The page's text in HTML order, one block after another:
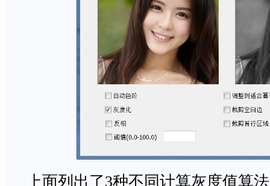
上面列出了3种不同计算灰度值算